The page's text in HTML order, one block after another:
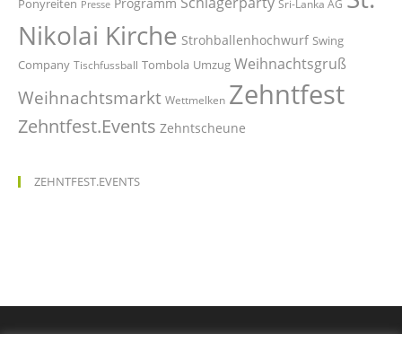
Ponyreiten Presse Sri-Lanka AG
Nikolai Kirche Strohballenhochwurf Swing
Company Tischfussball Tombola Umzug Weihnachtsgruß
Weihnachtsmarkt Wettmelken Zehntfest
Zehntfest.Events Zehntscheune
ZEHNTFEST.EVENTS